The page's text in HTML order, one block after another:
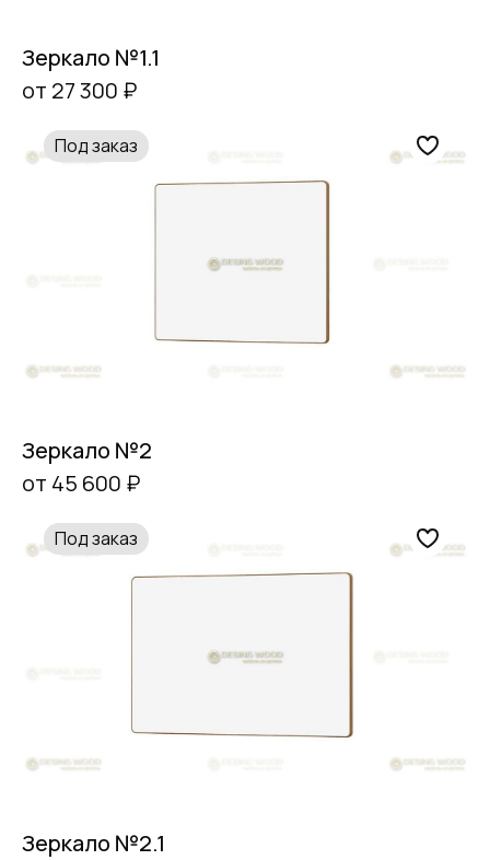
Зеркало №1.1
от 27 300 ₽
Под заказ
Зеркало №2
от 45 600 ₽
Под заказ
Зеркало №2.1